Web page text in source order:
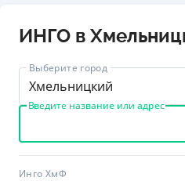
ИНГО в
Выберите город
Хмельницкий
Введите название или адрес
Инго ХмФ